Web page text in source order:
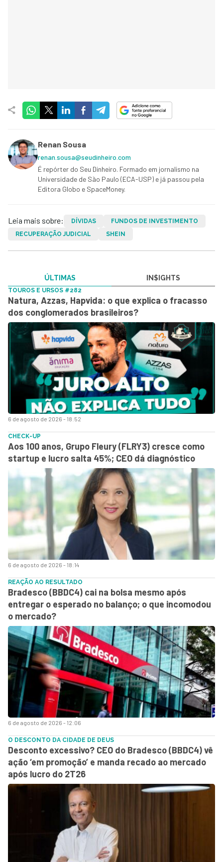
Renan Sousa
renan.sousa@seudinheiro.com
É repórter do Seu Dinheiro. Formado em jornalismo na
Universidade de São Paulo (ECA-USP) e já passou pela
Editora Globo e SpaceMoney.
Leia mais sobre: DÍVIDAS
FUNDOS DE INVESTIMENTO
RECUPERAÇÃO JUDICIAL
SHEIN
ÚLTIMAS IN$IGHTS
6 de agosto de 2026 - 18:52
TOUROS E URSOS #282
Natura, Azzas, Hapvida: o que explica o fracasso
dos conglomerados brasileiros?
6 de agosto de 2026 - 18:14
CHECK-UP
Aos 100 anos, Grupo Fleury (FLRY3) cresce como
startup e lucro salta 45%; CEO dá diagnóstico
6 de agosto de 2026 - 12:06
REAÇÃO AO RESULTADO
Bradesco (BBDC4) cai na bolsa mesmo após
entregar o esperado no balanço; o que incomodou
o mercado?
O DESCONTO DA CIDADE DE DEUS
Desconto excessivo? CEO do Bradesco (BBDC4) vê
ação ‘em promoção’ e manda recado ao mercado
após lucro do 2T26